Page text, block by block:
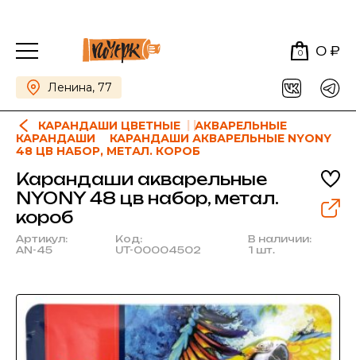
0 0 ₽
Ленина, 77
КАРАНДАШИ ЦВЕТНЫЕ
АКВАРЕЛЬНЫЕ
КАРАНДАШИ
КАРАНДАШИ АКВАРЕЛЬНЫЕ NYONY
48 ЦВ НАБОР, МЕТАЛ. КОРОБ
Карандаши акварельные
NYONY 48 цв набор, метал.
короб
Артикул:
AN-45
Код:
UT-00004502
В наличии:
1 шт.